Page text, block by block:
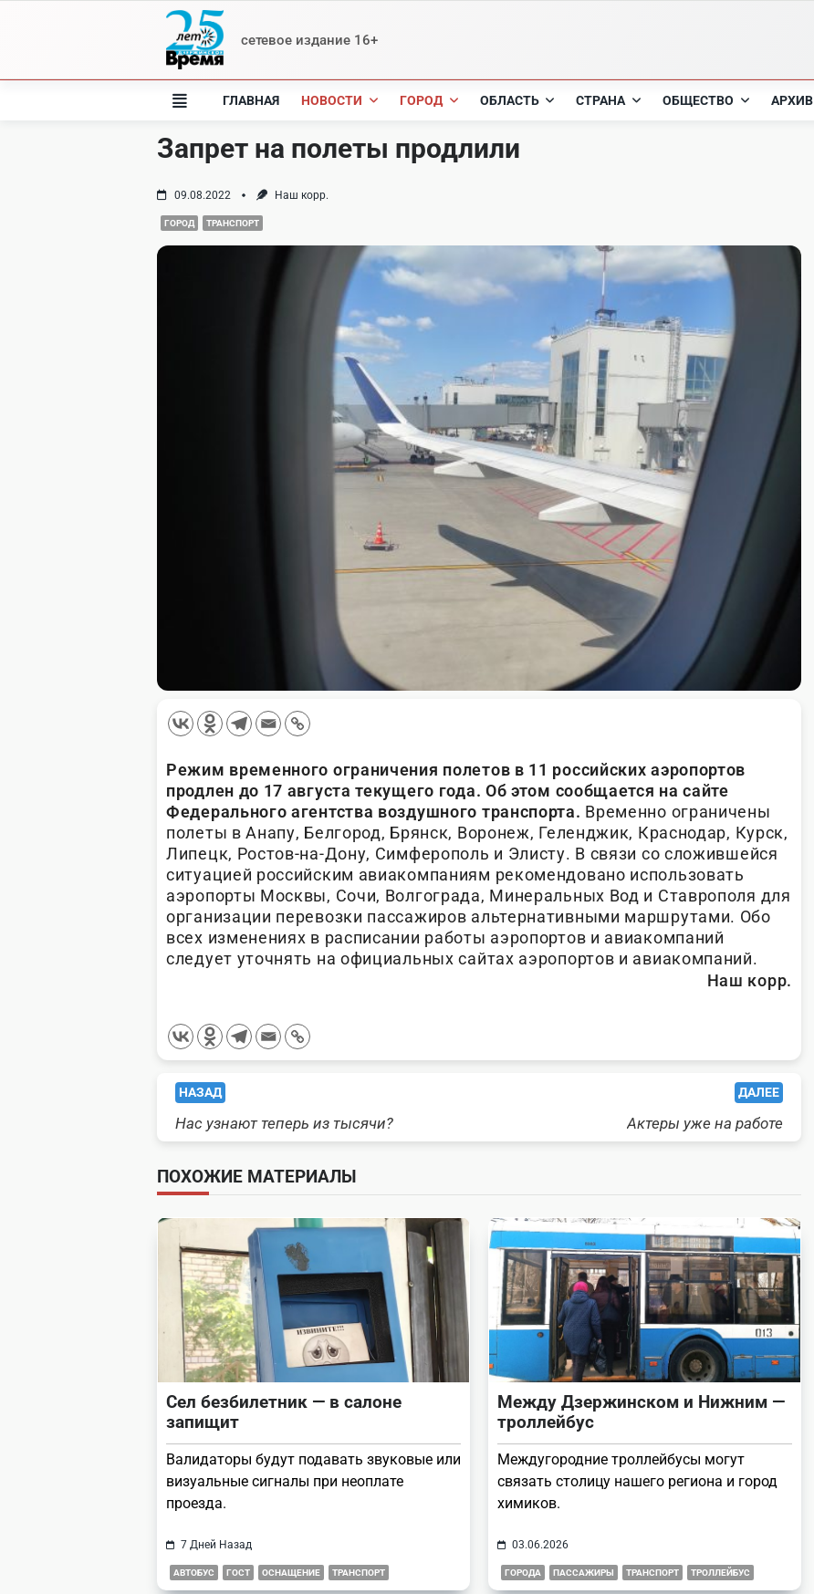
сетевое издание 16+
ГЛАВНАЯ НОВОСТИ ГОРОД ОБЛАСТЬ СТРАНА ОБЩЕСТВО АРХИВ
Запрет на полеты продлили
09.08.2022 Наш корр.
ГОРОД ТРАНСПОРТ
Режим временного ограничения полетов в 11 российских аэропортов
продлен до 17 августа текущего года. Об этом сообщается на сайте
Федерального агентства воздушного транспорта. Временно ограничены
полеты в Анапу, Белгород, Брянск, Воронеж, Геленджик, Краснодар, Курск,
Липецк, Ростов-на-Дону, Симферополь и Элисту. В связи со сложившейся
ситуацией российским авиакомпаниям рекомендовано использовать
аэропорты Москвы, Сочи, Волгограда, Минеральных Вод и Ставрополя для
организации перевозки пассажиров альтернативными маршрутами. Обо
всех изменениях в расписании работы аэропортов и авиакомпаний
следует уточнять на официальных сайтах аэропортов и авиакомпаний.
Наш корр.
<span
class="nav-
subtitle
screen-
reader-
text">Page</span>
НАЗАД
Нас узнают теперь из тысячи?
ДАЛЕЕ
Актеры уже на работе
ПОХОЖИЕ МАТЕРИАЛЫ
Сел безбилетник — в салоне
запищит
Валидаторы будут подавать звуковые или
визуальные сигналы при неоплате
проезда.
7 Дней Назад
АВТОБУС ГОСТ ОСНАЩЕНИЕ ТРАНСПОРТ
Между Дзержинском и Нижним —
троллейбус
Междугородние троллейбусы могут
связать столицу нашего региона и город
химиков.
03.06.2026
ГОРОДА ПАССАЖИРЫ ТРАНСПОРТ ТРОЛЛЕЙБУС